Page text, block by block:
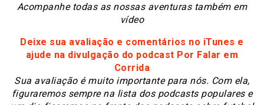
Acompanhe todas as nossas aventuras também em
vídeo
Deixe sua avaliação e comentários no iTunes e
ajude na divulgação do podcast Por Falar em
Corrida
Sua avaliação é muito importante para nós. Com ela,
figuraremos sempre na lista dos podcasts populares e